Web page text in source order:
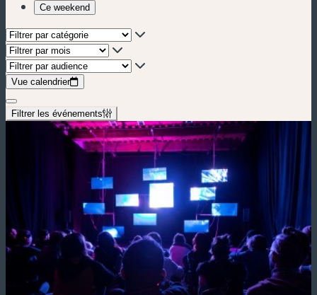
Ce weekend
Vue calendrier
Filtrer les événements